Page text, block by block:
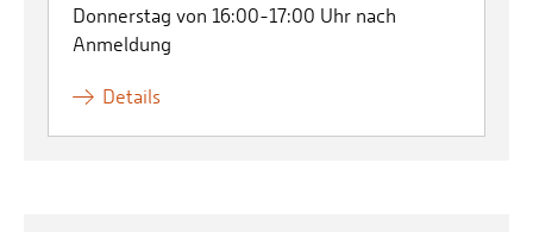
Donnerstag von 16:00-17:00 Uhr nach
Anmeldung
Details